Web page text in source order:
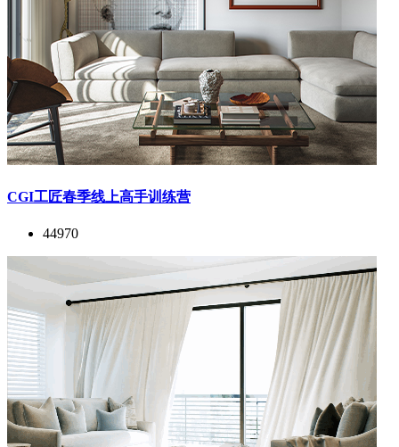
CGI工匠春季线上高手训练营
44970